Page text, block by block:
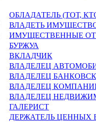
ОБЛАДАТЕЛЬ (ТОТ,
ВЛАДЕТЬ
ИМУЩЕСТВЕННЫЕ
БУРЖУА
ВКЛАДЧИК
ВЛАДЕЛЕЦ
ВЛАДЕЛЕЦ
ВЛАДЕЛЕЦ
ВЛАДЕЛЕЦ
ГАЛЕРИСТ
ДЕРЖАТЕЛЬ ЦЕННЫХ